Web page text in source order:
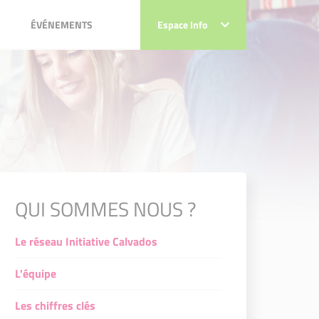
ÉVÉNEMENTS
Initiative Calvados
Espace Info
ÉVÉNEMENTS
Initiative Calvados
Espace Info
QUI SOMMES NOUS ?
Le réseau Initiative Calvados
L'équipe
Les chiffres clés